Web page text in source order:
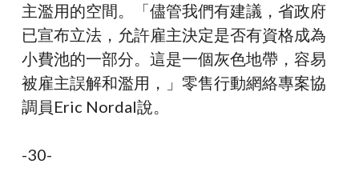
主濫用的空間。「儘管我們有建議，省政府
已宣布立法，允許雇主決定是否有資格成為
小費池的一部分。這是一個灰色地帶，容易
被雇主誤解和濫用，」零售行動網絡專案協
調員Eric Nordal說。
-30-